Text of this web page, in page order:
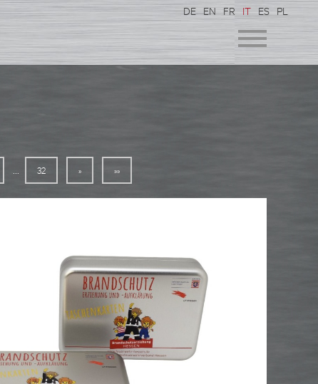
DE EN FR IT ES PL
32 » »»